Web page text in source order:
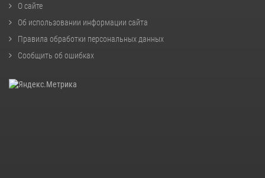
О сайте
Об использовании информации сайта
Правила обработки персональных данных
Сообщить об ошибках